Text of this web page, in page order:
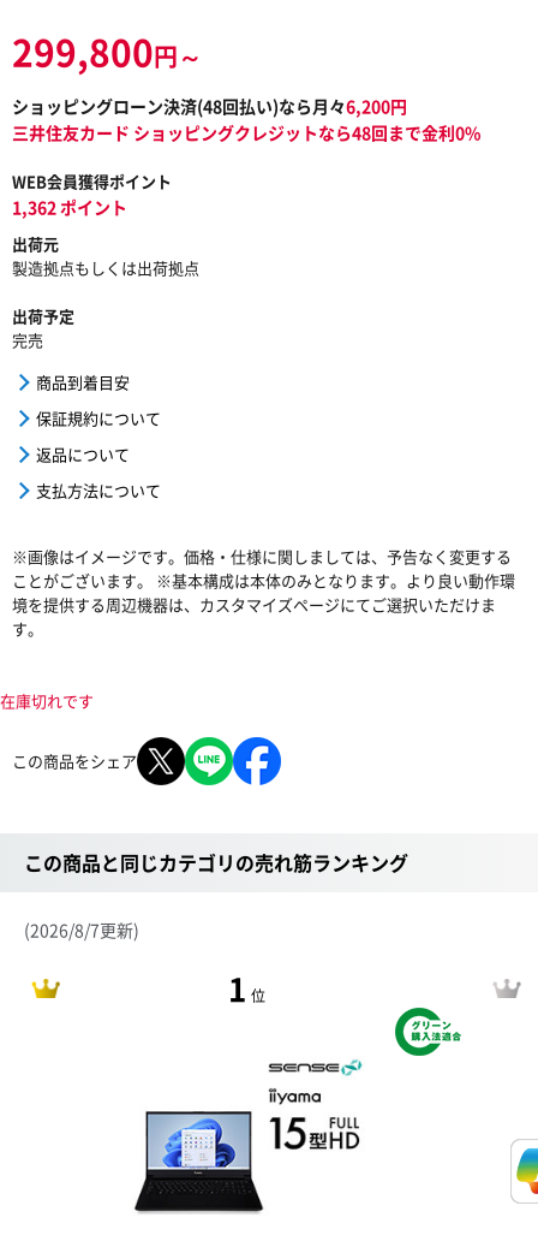
299,800円～
ショッピングローン決済(48回払い)なら月々6,200円
三井住友カード ショッピングクレジットなら48回まで金利0%
WEB会員獲得ポイント
1,362 ポイント
出荷元
製造拠点もしくは出荷拠点
出荷予定
完売
商品到着目安
保証規約について
返品について
支払方法について
※画像はイメージです。価格・仕様に関しましては、予告なく変更する
ことがございます。 ※基本構成は本体のみとなります。より良い動作環
境を提供する周辺機器は、カスタマイズページにてご選択いただけま
す。
在庫切れです
この商品をシェア
この商品と同じカテゴリの売れ筋ランキング
(2026/8/7更新)
1 位